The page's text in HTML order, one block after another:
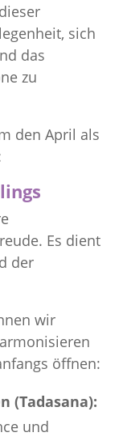
sich
das
zu
den April als
Es dient
der
wir
öffnen:
(Tadasana):
und